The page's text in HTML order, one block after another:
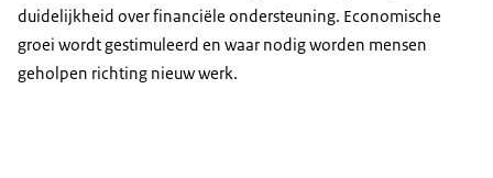
duidelijkheid over financiële ondersteuning. Economische
groei wordt gestimuleerd en waar nodig worden mensen
geholpen richting nieuw werk.